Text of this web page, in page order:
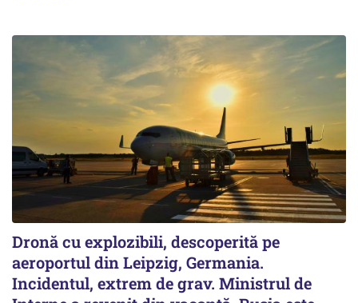
Dronă cu explozibili, descoperită pe
aeroportul din Leipzig, Germania.
Incidentul, extrem de grav. Ministrul de